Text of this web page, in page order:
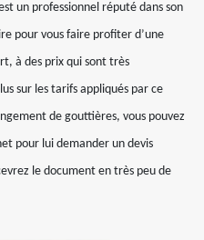
un professionnel réputé dans son
pour vous faire profiter d’une
à des prix qui sont très
sur les tarifs appliqués par ce
de gouttières, vous pouvez
pour lui demander un devis
le document en très peu de